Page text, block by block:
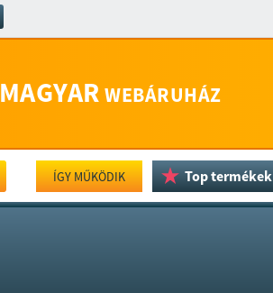
MAGYAR WEBÁRUHÁZ
ÍGY MŰKÖDIK Top termékek